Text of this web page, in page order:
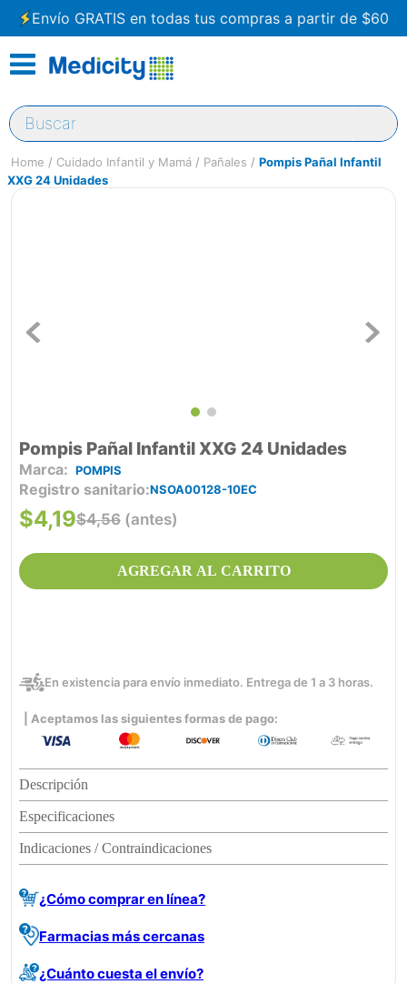
Envío GRATIS en todas tus compras a partir de $60
Buscar
Cuidado Infantil y Mamá Pañales
Pompis Pañal Infantil
XXG 24 Unidades
Pompis Pañal Infantil XXG 24 Unidades
POMPIS
Registro sanitario NSOA00128-10EC
$4,56 (antes)
$4,19
AGREGAR AL CARRITO
En existencia para envío inmediato. Entrega de 1 a 3 horas.
| Aceptamos las siguientes formas de pago:
Descripción
Especificaciones
Indicaciones / Contraindicaciones
¿Cómo comprar en línea?
Farmacias más cercanas
¿Cuánto cuesta el envío?